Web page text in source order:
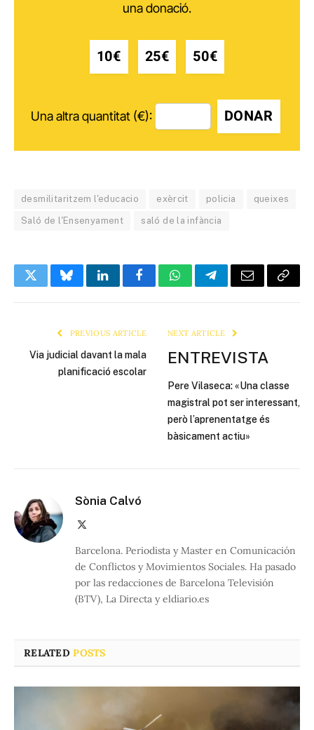
una donació.
10€ 25€ 50€
Una altra quantitat (€): DONAR
desmilitaritzem l'educacio exèrcit policia queixes
Saló de l'Ensenyament saló de la infància
TwitterBlueskyLinkedInFacebookWhatsAppTelegramEmail Copy
PREVIOUS ARTICLE
Via judicial davant la mala
planificació escolar
NEXT ARTICLE
ENTREVISTA
Pere Vilaseca: «Una classe
magistral pot ser interessant,
però l’aprenentatge és
bàsicament actiu»
Sònia Calvó
Barcelona. Periodista y Master en Comunicación
de Conflictos y Movimientos Sociales. Ha pasado
por las redacciones de Barcelona Televisión
(BTV), La Directa y eldiario.es
RELATEDPOSTS